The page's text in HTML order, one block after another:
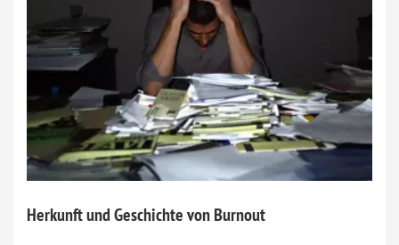
Herkunft und Geschichte von Burnout